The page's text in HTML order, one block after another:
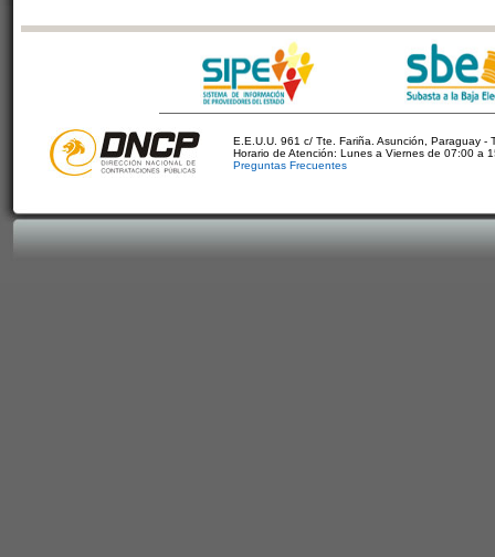
E.E.U.U. 961 c/ Tte. Fariña. Asunción, Paraguay -
Horario de Atención: Lunes a Viernes de 07:00 a
Preguntas Frecuentes